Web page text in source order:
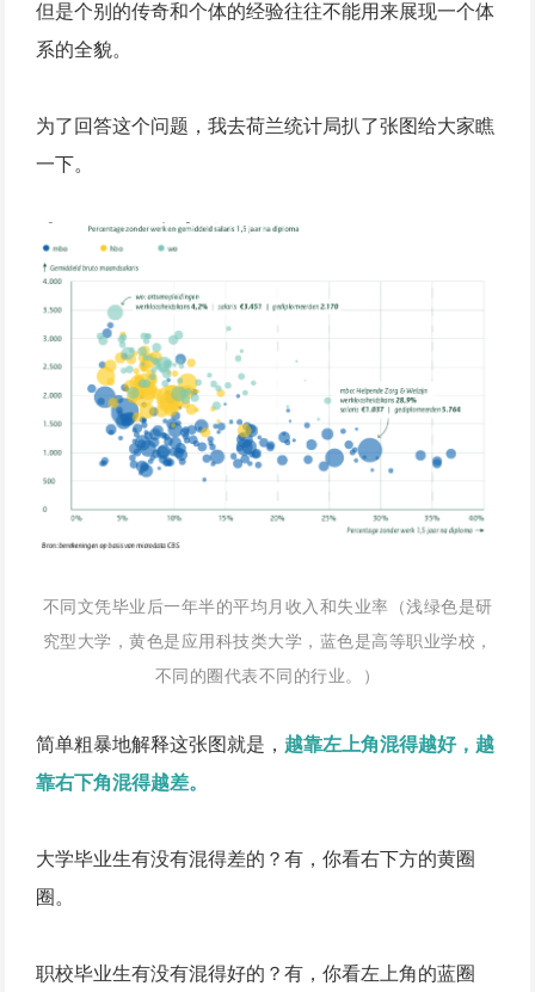
但是个别的传奇和个体的经验往往不能用来展现一个体
系的全貌。
为了回答这个问题，我去荷兰统计局扒了张图给大家瞧
一下。
不同文凭毕业后一年半的平均月收入和失业率（浅绿色是研
究型大学，黄色是应用科技类大学，蓝色是高等职业学校，
不同的圈代表不同的行业。
）
简单粗暴地解释这张图就是， 越靠左上角混得越好，越
靠右下角混得越差。
大学毕业生有没有混得差的？有，你看右下方的黄圈
圈。
职校毕业生有没有混得好的？有，你看左上角的蓝圈